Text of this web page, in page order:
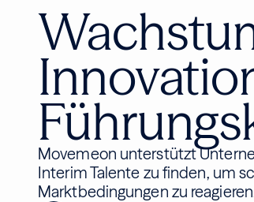
Movemeon unterstützt
Interim Talente zu finden, um
Marktbedingungen zu